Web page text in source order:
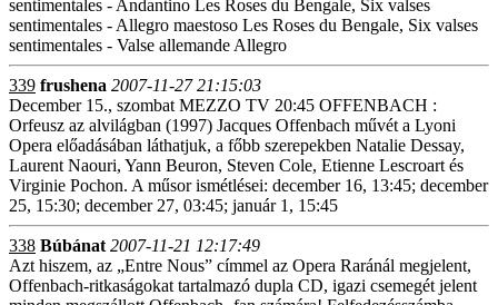
sentimentales - Andantino Les Roses du Bengale, Six valses
sentimentales - Allegro maestoso Les Roses du Bengale, Six valses
sentimentales - Valse allemande Allegro
339 frushena 2007-11-27 21:15:03
December 15., szombat MEZZO TV 20:45 OFFENBACH :
Orfeusz az alvilágban (1997) Jacques Offenbach művét a Lyoni
Opera előadásában láthatjuk, a főbb szerepekben Natalie Dessay,
Laurent Naouri, Yann Beuron, Steven Cole, Etienne Lescroart és
Virginie Pochon. A műsor ismétlései: december 16, 13:45; december
25, 15:30; december 27, 03:45; január 1, 15:45
338 Búbánat 2007-11-21 12:17:49
Azt hiszem, az „Entre Nous” címmel az Opera Raránál megjelent,
Offenbach-ritkaságokat tartalmazó dupla CD, igazi csemegét jelent